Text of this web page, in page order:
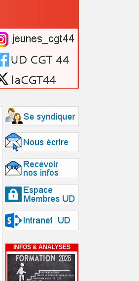
INFOS & ANALYSES